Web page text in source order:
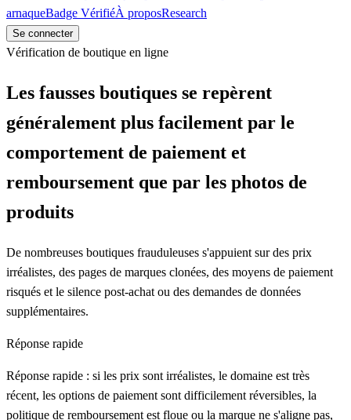
arnaqueBadge VérifiéÀ proposResearch
Se connecter
Vérification de boutique en ligne
Les fausses boutiques se repèrent
généralement plus facilement par le
comportement de paiement et
remboursement que par les photos de
produits
De nombreuses boutiques frauduleuses s'appuient sur des prix
irréalistes, des pages de marques clonées, des moyens de paiement
risqués et le silence post-achat ou des demandes de données
supplémentaires.
Réponse rapide
Réponse rapide : si les prix sont irréalistes, le domaine est très
récent, les options de paiement sont difficilement réversibles, la
politique de remboursement est floue ou la marque ne s'aligne pas,